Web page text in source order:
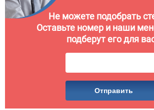
Не можете подобрать
Оставьте номер и наши
подберут его для
Отправить